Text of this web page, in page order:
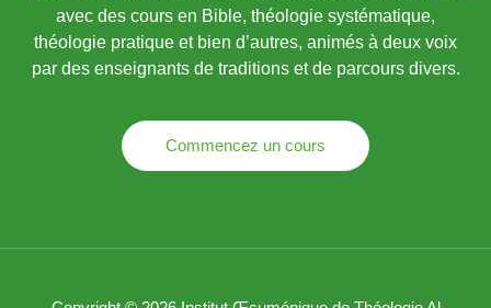
avec des cours en Bible, théologie systématique,
théologie pratique et bien d’autres, animés à deux voix
par des enseignants de traditions et de parcours divers.
Commencez un cours